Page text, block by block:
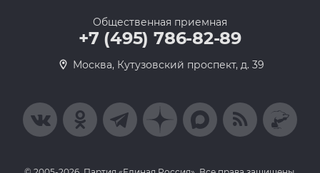
Общественная приемная
+7 (495) 786-82-89
Москва, Кутузовский проспект, д. 39